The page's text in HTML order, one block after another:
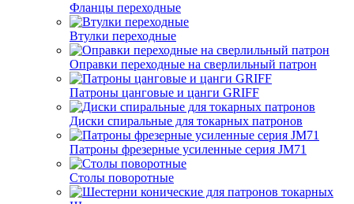
Фланцы переходные
Втулки переходные
Оправки переходные на сверлильный патрон
Патроны цанговые и цанги GRIFF
Диски спиральные для токарных патронов
Патроны фрезерные усиленные серия JM71
Столы поворотные